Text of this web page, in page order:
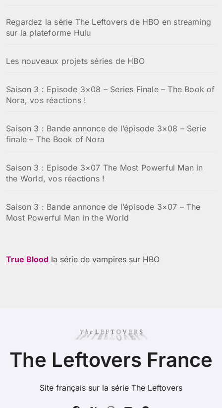
Regardez la série The Leftovers de HBO en streaming
sur la plateforme Hulu
Les nouveaux projets séries de HBO
Saison 3 : Episode 3×08 – Series Finale – The Book of
Nora, vos réactions !
Saison 3 : Bande annonce de l’épisode 3×08 – Serie
finale – The Book of Nora
Saison 3 : Episode 3×07 The Most Powerful Man in
the World, vos réactions !
Saison 3 : Bande annonce de l’épisode 3×07 – The
Most Powerful Man in the World
True Blood la série de vampires sur HBO
The Leftovers France
Site français sur la série The Leftovers